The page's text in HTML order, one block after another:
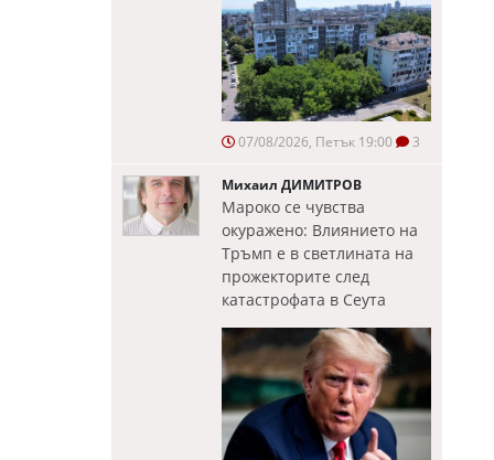
07/08/2026, Петък 19:00 3
Михаил ДИМИТРОВ
Мароко се чувства
окуражено: Влиянието на
Тръмп е в светлината на
прожекторите след
катастрофата в Сеута